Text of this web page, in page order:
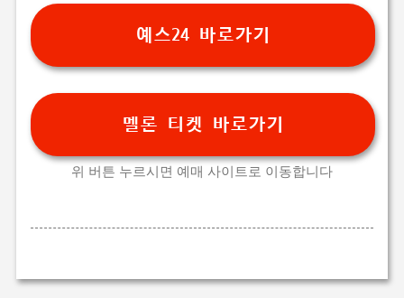
예스24 바로가기
멜론 티켓 바로가기
위 버튼 누르시면 예매 사이트로 이동합니다